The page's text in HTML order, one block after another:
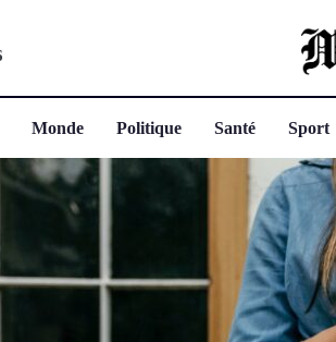
Monde Politique Santé Sport